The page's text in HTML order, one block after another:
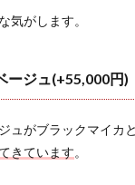
気がします。
ージュ(+55,000円)
ュがブラックマイカ
きています。